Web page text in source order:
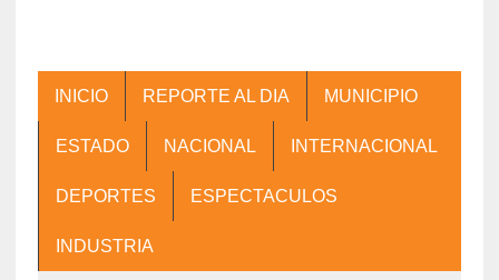
INICIO REPORTE AL DIA MUNICIPIO
ESTADO NACIONAL INTERNACIONAL
DEPORTES ESPECTACULOS
INDUSTRIA